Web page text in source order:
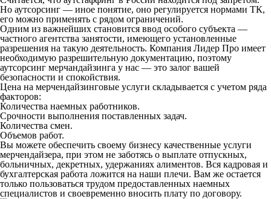
Но аутсорсинг — иное понятие, оно регулируется нормами ТК,
его можно применять с рядом ограничений.
Одним из важнейших становится ввод особого субъекта —
частного агентства занятости, имеющего установленные
разрешения на такую деятельность. Компания Лидер Про имеет
необходимую разрешительную документацию, поэтому
аутсорсинг мерчандайзинга у нас — это залог вашей
безопасности и спокойствия.
Цена на мерчендайзинговые услуги складывается с учетом ряда
факторов:
Количества наемных работников.
Срочности выполнения поставленных задач.
Количества смен.
Объемов работ.
Вы можете обеспечить своему бизнесу качественные услуги
мерчендайзера, при этом не заботясь о выплате отпускных,
больничных, декретных, удержаниях алиментов. Вся кадровая и
бухгалтерская работа ложится на наши плечи. Вам же остается
только пользоваться трудом предоставленных наемных
специалистов и своевременно вносить плату по договору.